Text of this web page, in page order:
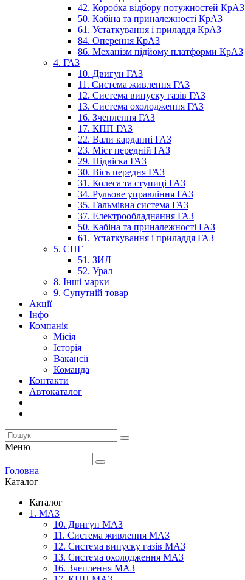
42. Коробка відбору потужностей КрАЗ
50. Кабіна та приналежності КрАЗ
61. Устаткування і приладдя КрАЗ
84. Оперення КрАЗ
86. Механізм підйому платформи КрАЗ
4. ГАЗ
10. Двигун ГАЗ
11. Система живлення ГАЗ
12. Система випуску газів ГАЗ
13. Система охолодження ГАЗ
16. Зчеплення ГАЗ
17. КПП ГАЗ
22. Вали карданні ГАЗ
23. Міст передній ГАЗ
29. Підвіска ГАЗ
30. Вісь передня ГАЗ
31. Колеса та ступиці ГАЗ
34. Рульове управління ГАЗ
35. Гальмівна система ГАЗ
37. Електрообладнання ГАЗ
50. Кабіна та приналежності ГАЗ
61. Устаткування і приладдя ГАЗ
5. СНГ
51. ЗИЛ
52. Урал
8. Інші марки
9. Супутній товар
Акції
Інфо
Компанія
Місія
Історія
Вакансії
Команда
Контакти
Автокаталог
Меню
Головна
Каталог
Каталог
1. МАЗ
10. Двигун МАЗ
11. Система живлення МАЗ
12. Система випуску газів МАЗ
13. Система охолодження МАЗ
16. Зчеплення МАЗ